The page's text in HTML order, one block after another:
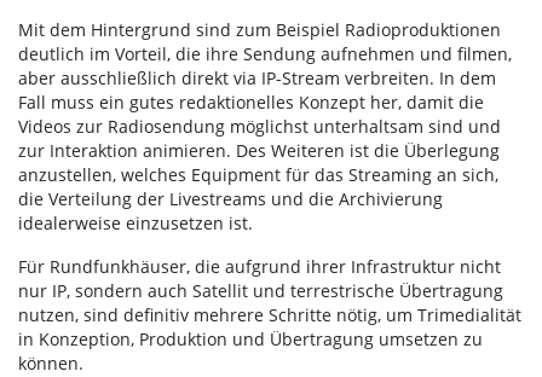
Mit dem Hintergrund sind zum Beispiel Radioproduktionen
deutlich im Vorteil, die ihre Sendung aufnehmen und filmen,
aber ausschließlich direkt via IP-Stream verbreiten. In dem
Fall muss ein gutes redaktionelles Konzept her, damit die
Videos zur Radiosendung möglichst unterhaltsam sind und
zur Interaktion animieren. Des Weiteren ist die Überlegung
anzustellen, welches Equipment für das Streaming an sich,
die Verteilung der Livestreams und die Archivierung
idealerweise einzusetzen ist.
Für Rundfunkhäuser, die aufgrund ihrer Infrastruktur nicht
nur IP, sondern auch Satellit und terrestrische Übertragung
nutzen, sind definitiv mehrere Schritte nötig, um Trimedialität
in Konzeption, Produktion und Übertragung umsetzen zu
können.